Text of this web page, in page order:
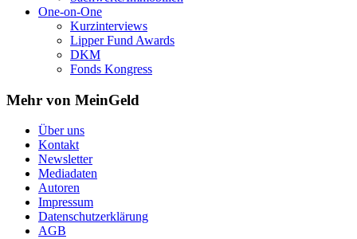
One-on-One
Kurzinterviews
Lipper Fund Awards
DKM
Fonds Kongress
Mehr von MeinGeld
Über uns
Kontakt
Newsletter
Mediadaten
Autoren
Impressum
Datenschutzerklärung
AGB